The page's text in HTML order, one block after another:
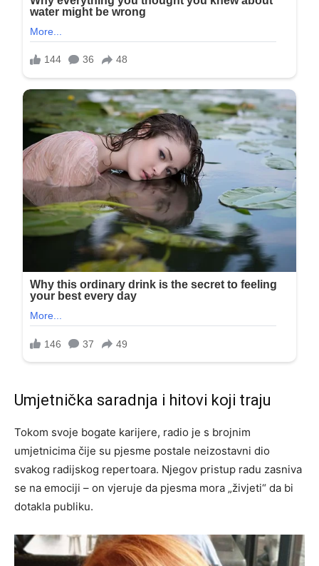
Umjetnička saradnja i hitovi koji traju
Tokom svoje bogate karijere, radio je s brojnim
umjetnicima čije su pjesme postale neizostavni dio
svakog radijskog repertoara. Njegov pristup radu zasniva
se na emociji – on vjeruje da pjesma mora „živjeti“ da bi
dotakla publiku.